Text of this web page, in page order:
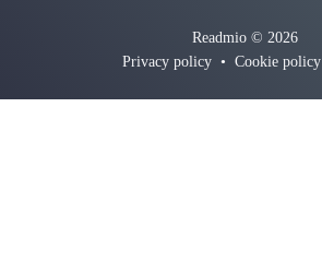
Readmio © 2026
Privacy policy • Cookie policy